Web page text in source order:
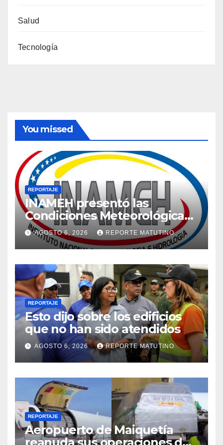
Salud
Tecnología
You missed
REPORTAJE
INAMEH presentó las
Condiciones Meteorológicas
para las próximas 24 horas,
de este jueves 6 de agosto
2026
AGOSTO 6, 2026 REPORTE MATUTINO
REPORTAJE
Esto dijo sobre los edificios
que no han sido atendidos
AGOSTO 6, 2026 REPORTE MATUTINO
REPORTAJE
Aeropuerto de Maiquetía
reanuda sus operaciones de